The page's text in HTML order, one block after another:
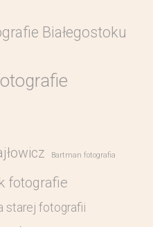
Białegostoku
Bartman fotografia
fotografie
starej fotografii